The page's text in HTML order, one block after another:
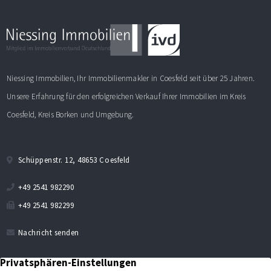
Niessing Immobilien, Ihr Immobilienmakler in Coesfeld seit über 25 Jahren.
Unsere Erfahrung für den erfolgreichen Verkauf Ihrer Immobilien im Kreis
Coesfeld, Kreis Borken und Umgebung.
Schüppenstr. 12, 48653 Coesfeld
+49 2541 982290
+49 2541 982299
Nachricht senden